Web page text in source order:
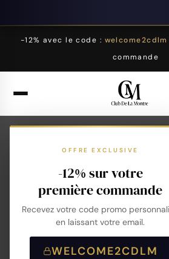
-12% avec le code : welcome2cdlm
commande
OFFRE EXCLUSIVE
-12% sur votre
première commande
Recevez votre code promo
en laissant votre email.
WELCOME2CDLM